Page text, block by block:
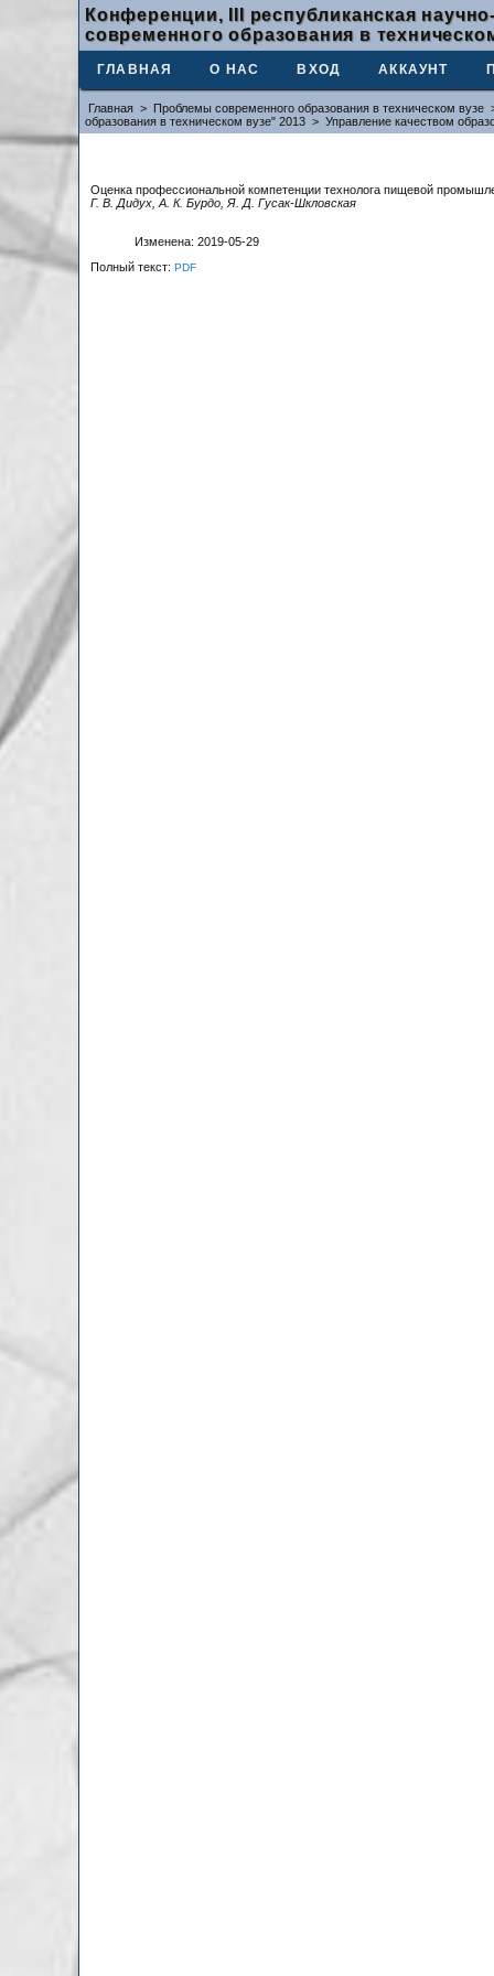
Конференции, III республиканская
современного образования в
ГЛАВНАЯ О НАС ВХОД АККАУНТ
Главная > Проблемы современного образования в техническом вузе
образования в техническом вузе" 2013 > Управление качеством
Оценка профессиональной компетенции технолога пищевой
Г. В. Дидух, А. К. Бурдо, Я. Д. Гусак-Шкловская
Изменена: 2019-05-29
Полный текст:PDF